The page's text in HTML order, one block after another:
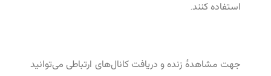
استفاده کنند.
جهت مشاهدۀ زنده و دریافت کانال‌های ارتباطی می‌توانید